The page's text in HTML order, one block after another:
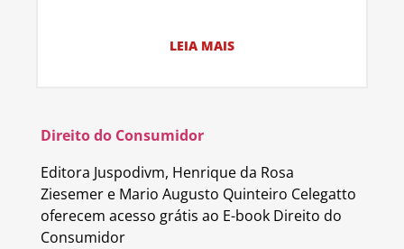
LEIA MAIS
Direito do Consumidor
Editora Juspodivm, Henrique da Rosa
Ziesemer e Mario Augusto Quinteiro Celegatto
oferecem acesso grátis ao E-book Direito do
Consumidor